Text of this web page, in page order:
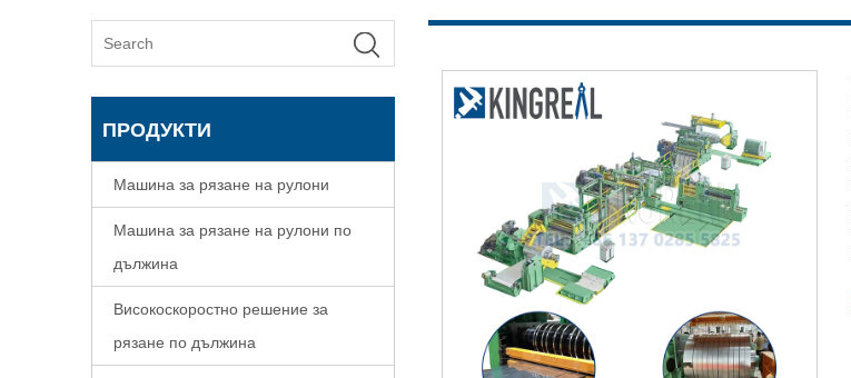
ПРОДУКТИ
Машина за рязане на рулони
Машина за рязане на рулони по
дължина
Високоскоростно решение за
рязане по дължина